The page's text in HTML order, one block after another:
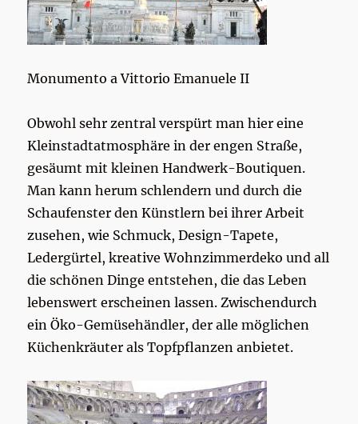
Monumento a Vittorio Emanuele II
Obwohl sehr zentral verspürt man hier eine
Kleinstadtatmosphäre in der engen Straße,
gesäumt mit kleinen Handwerk-Boutiquen.
Man kann herum schlendern und durch die
Schaufenster den Künstlern bei ihrer Arbeit
zusehen, wie Schmuck, Design-Tapete,
Ledergürtel, kreative Wohnzimmerdeko und all
die schönen Dinge entstehen, die das Leben
lebenswert erscheinen lassen. Zwischendurch
ein Öko-Gemüsehändler, der alle möglichen
Küchenkräuter als Topfpflanzen anbietet.